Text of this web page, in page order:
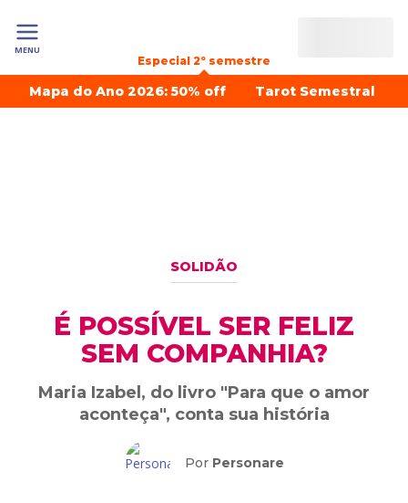
MENU
Especial 2º semestre
Mapa do Ano 2026: 50% off Tarot Semestral
SOLIDÃO
É POSSÍVEL SER FELIZ
SEM COMPANHIA?
Maria Izabel, do livro "Para que o amor
aconteça", conta sua história
Por Personare